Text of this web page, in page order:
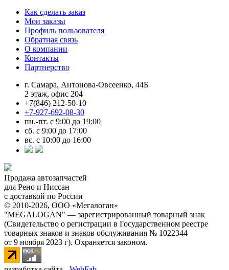
Как сделать заказ
Мои заказы
Профиль пользователя
Обратная связь
О компании
Контакты
Партнерство
г. Самара, Антонова-Овсеенко, 44Б
2 этаж, офис 204
+7(846) 212-50-10
+7-927-692-08-30
пн.-пт. с 9:00 до 19:00
сб. с 9:00 до 17:00
вс. с 10:00 до 16:00
Продажа автозапчастей
для Рено и Ниссан
с доставкой по России
© 2010-2026, ООО «Мегалоган»
"MEGALOGAN" — зарегистрированный товарный знак
(Свидетельство о регистрации в Государственном реестре
товарных знаков и знаков обслуживания № 1022344
от 9 ноября 2023 г). Охраняется законом.